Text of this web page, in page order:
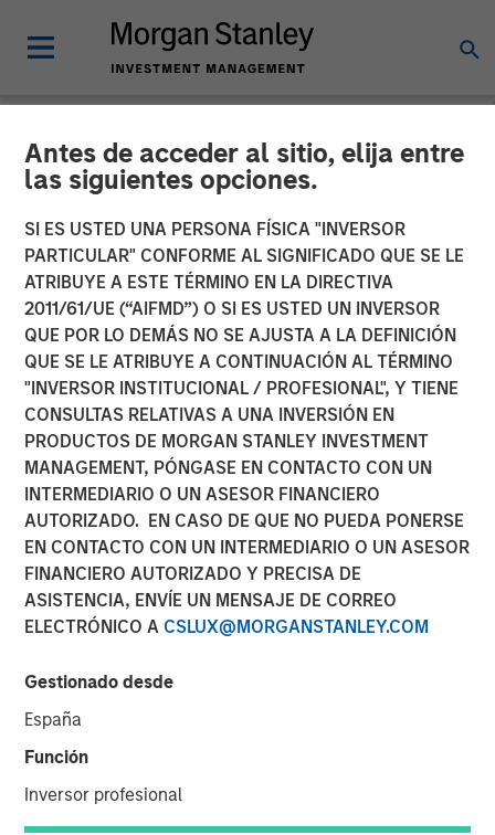
Antes de acceder al sitio, elija entre
las siguientes opciones.
SI ES USTED UNA PERSONA FÍSICA "INVERSOR
PARTICULAR" CONFORME AL SIGNIFICADO QUE SE LE
ATRIBUYE A ESTE TÉRMINO EN LA DIRECTIVA
2011/61/UE (“AIFMD”) O SI ES USTED UN INVERSOR
QUE POR LO DEMÁS NO SE AJUSTA A LA DEFINICIÓN
QUE SE LE ATRIBUYE A CONTINUACIÓN AL TÉRMINO
"INVERSOR INSTITUCIONAL / PROFESIONAL", Y TIENE
CONSULTAS RELATIVAS A UNA INVERSIÓN EN
PRODUCTOS DE MORGAN STANLEY INVESTMENT
MANAGEMENT, PÓNGASE EN CONTACTO CON UN
INTERMEDIARIO O UN ASESOR FINANCIERO
AUTORIZADO. EN CASO DE QUE NO PUEDA PONERSE
EN CONTACTO CON UN INTERMEDIARIO O UN ASESOR
FINANCIERO AUTORIZADO Y PRECISA DE
ASISTENCIA, ENVÍE UN MENSAJE DE CORREO
ELECTRÓNICO A CSLUX@MORGANSTANLEY.COM
Gestionado desde
España
Función
Inversor profesional
CARON'S CORNER INSIGHTS
The Big Easy
22 SEPTIEMBRE 2025
Jim Caron
Chief Investment Officer,
Portfolio Solutions Group
06:35
00:00
Louisiana, but in this case refers to
of both fiscal and monetary policies.
Monetary policy easing
support the labor market, and while true, there is